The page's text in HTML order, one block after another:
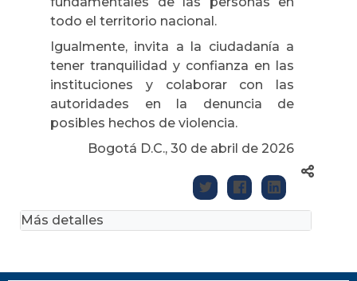
todo el territorio nacional.
Igualmente, invita a la ciudadanía a
tener tranquilidad y confianza en las
instituciones y colaborar con las
autoridades en la denuncia de
posibles hechos de violencia.
Bogotá D.C., 30 de abril de 2026
Más detalles